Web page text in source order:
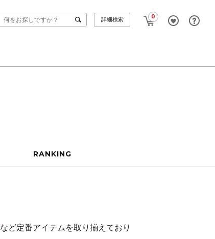
0
詳細検索
RANKING
など定番アイテムを取り揃えており